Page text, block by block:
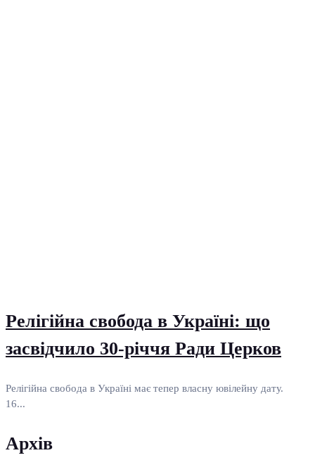
Релігійна свобода в Україні: що
засвідчило 30-річчя Ради Церков
Релігійна свобода в Україні має тепер власну ювілейну дату.
16...
Архів